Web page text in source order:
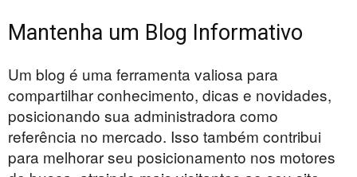
Mantenha um Blog Informativo
Um blog é uma ferramenta valiosa para
compartilhar conhecimento, dicas e novidades,
posicionando sua administradora como
referência no mercado. Isso também contribui
para melhorar seu posicionamento nos motores